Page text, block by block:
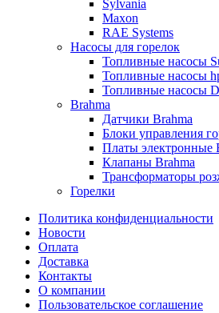
Sylvania
Maxon
RAE Systems
Насосы для горелок
Топливные насосы
Топливные насосы
Топливные насосы
Brahma
Датчики Brahma
Блоки управления
Платы электронные
Клапаны Brahma
Трансформаторы
Горелки
Политика конфиденциальности
Новости
Оплата
Доставка
Контакты
О компании
Пользовательское соглашение